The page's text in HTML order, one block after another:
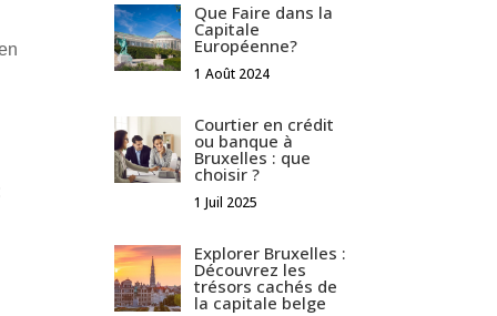
Que Faire dans la
Capitale
Européenne?
1 Août 2024
Courtier en crédit
ou banque à
Bruxelles : que
choisir ?
1 Juil 2025
Explorer Bruxelles :
Découvrez les
trésors cachés de
la capitale belge